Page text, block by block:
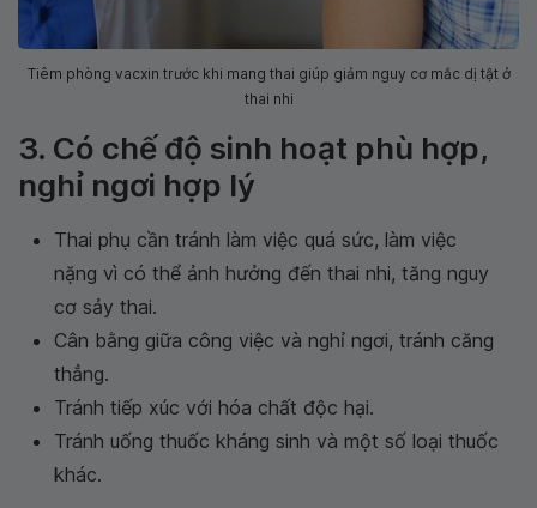
Tiêm phòng vacxin trước khi mang thai giúp giảm nguy cơ mắc dị tật ở
thai nhi
3. Có chế độ sinh hoạt phù hợp,
nghỉ ngơi hợp lý
Thai phụ cần tránh làm việc quá sức, làm việc
nặng vì có thể ảnh hưởng đến thai nhi, tăng nguy
cơ sảy thai.
Cân bằng giữa công việc và nghỉ ngơi, tránh căng
thẳng.
Tránh tiếp xúc với hóa chất độc hại.
Tránh uống thuốc kháng sinh và một số loại thuốc
khác.